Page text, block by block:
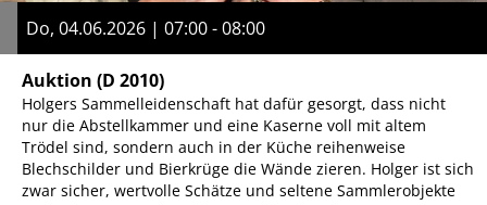
Do, 04.06.2026 | 07:00 - 08:00
Auktion (D 2010)
Holgers Sammelleidenschaft hat dafür gesorgt, dass nicht
nur die Abstellkammer und eine Kaserne voll mit altem
Trödel sind, sondern auch in der Küche reihenweise
Blechschilder und Bierkrüge die Wände zieren. Holger ist sich
zwar sicher, wertvolle Schätze und seltene Sammlerobjekte